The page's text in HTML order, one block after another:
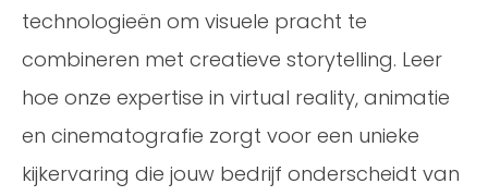
technologieën om visuele pracht te
combineren met creatieve storytelling. Leer
hoe onze expertise in virtual reality, animatie
en cinematografie zorgt voor een unieke
kijkervaring die jouw bedrijf onderscheidt van